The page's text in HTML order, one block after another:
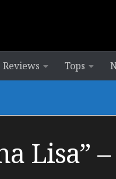
Reviews Tops
Lisa”